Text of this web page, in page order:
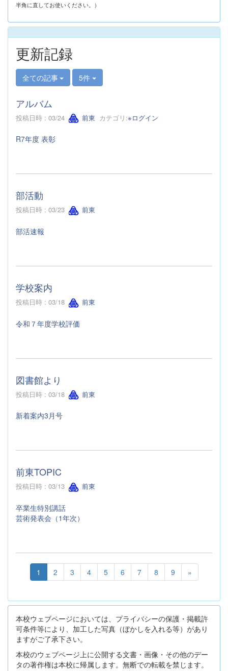
半角に直してお使いください。）
更新記録
全ての記事 5件
アルバム
投稿日時 : 03/24 前東 カテゴリ:※ログイン
R7年度 表彰
部活動
投稿日時 : 03/23 前東
部活速報
学校案内
投稿日時 : 03/18 前東
令和７年度学校評価
図書館より
投稿日時 : 03/18 前東
新着案内3月号
前東TOPIC
投稿日時 : 03/13 前東
卒業生特別講話
芸術発表会（1年次）
1 2 3 4 5 6 7 8 9 »
本校ウェブページにおいては、プライバシーの保護・掲載許
可条件等により、加工した写真（ぼかしを入れる等）があり
ますがご了承下さい。
本校のウェブページ上に公開する文書・画像・その他のデー
タの著作権は本校に帰属します。無断での転載を禁じます。